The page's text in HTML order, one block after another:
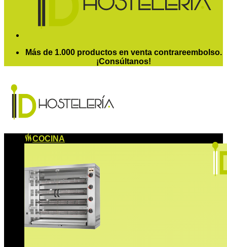
Más de 1.000 productos en venta contrareembolso.
¡Consúltanos!
COCINA